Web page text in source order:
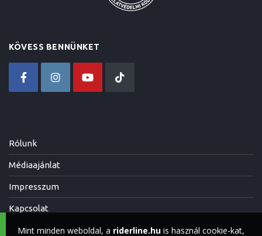
KÖVESS BENNÜNKET
Rólunk
Médiaajánlat
Impresszum
Kapcsolat
Mint minden weboldal, a riderline.hu is használ cookie-kat,